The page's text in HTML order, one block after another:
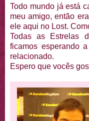
Todo mundo já está
meu amigo, então
ele aqui no Lost.
Todas as Estrelas
ficamos esperando
relacionado.
Espero que vocês